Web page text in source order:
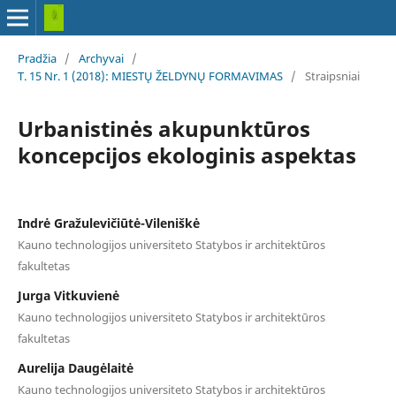
Pradžia / Archyvai /
T. 15 Nr. 1 (2018): MIESTŲ ŽELDYNŲ FORMAVIMAS / Straipsniai
Urbanistinės akupunktūros
koncepcijos ekologinis aspektas
Indrė Gražulevičiūtė-Vileniškė
Kauno technologijos universiteto Statybos ir architektūros
fakultetas
Jurga Vitkuvienė
Kauno technologijos universiteto Statybos ir architektūros
fakultetas
Aurelija Daugėlaitė
Kauno technologijos universiteto Statybos ir architektūros